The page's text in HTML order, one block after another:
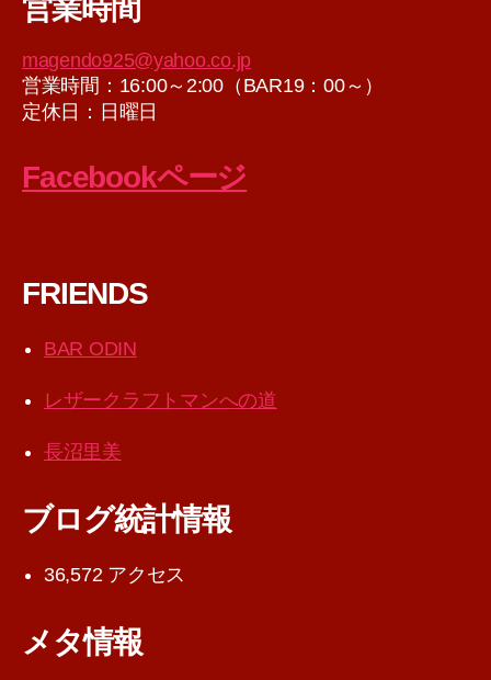
イ
営業時間
magendo925@yahoo.co.jp
営業時間：16:00～2:00（BAR19：00～）
定休日：日曜日
Facebookページ
FRIENDS
BAR ODIN
レザークラフトマンへの道
長沼里美
ブログ統計情報
36,572 アクセス
メタ情報